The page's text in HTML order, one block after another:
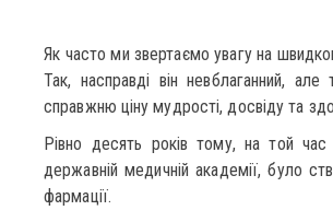
Як часто ми звертаємо увагу на
Так, насправді він невблаганний, але
справжню ціну мудрості, досвіду та
Рівно десять років тому, на той час
державній медичній академії, було
фармації.